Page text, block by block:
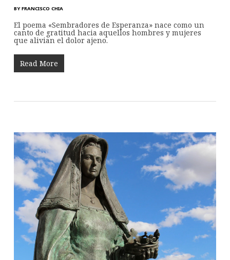
BY FRANCISCO CHIA
El poema «Sembradores de Esperanza» nace como un
canto de gratitud hacia aquellos hombres y mujeres
que alivian el dolor ajeno.
Read More